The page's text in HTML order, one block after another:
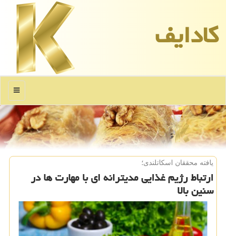
كادایف
منو
یافته محققان اسكاتلندی؛
ارتباط رژیم غذایی مدیترانه ای با مهارت ها در
سنین بالا